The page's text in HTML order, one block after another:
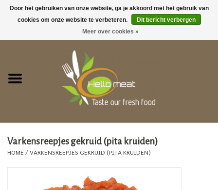
0 Artikelen - €0,00
GEZELLIG TAFELEN !
Vegetarische producten
Varkensreepjes gekruid (pita kruiden)
HOME /VARKENSREEPJES GEKRUID (PITA KRUIDEN)
Door het gebruiken van onze website, ga je akkoord met het gebruik van
cookies om onze website te verbeteren.
Dit bericht verbergen
Meer over cookies »